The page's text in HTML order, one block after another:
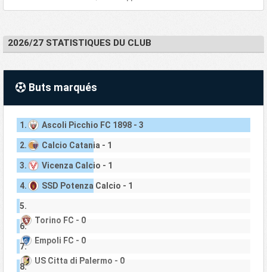
2026/27 STATISTIQUES DU CLUB
Buts marqués
1. Ascoli Picchio FC 1898 - 3
2. Calcio Catania - 1
3. Vicenza Calcio - 1
4. SSD Potenza Calcio - 1
5.
Torino FC - 0
6.
Empoli FC - 0
7.
US Citta di Palermo - 0
8.